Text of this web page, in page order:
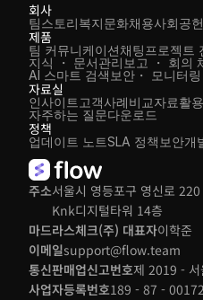
주소서울시 영등포구 영신로 220
Knk디지털타워 14층
마드라스체크(주) 대표자이학준
이메일support@flow.team
통신판매업신고번호제 2019 -
사업자등록번호189 - 87 - 00172
회사
팀스토리복지문화채용사회공헌
제품
팀 커뮤니케이션채팅프로젝트
지식 ・ 문서관리보고 ・ 회의
AI 스마트 검색보안・ 모니터
자료실
인사이트고객사례비교자료활
자주하는 질문다운로드
정책
업데이트 노트SLA 정책보안개